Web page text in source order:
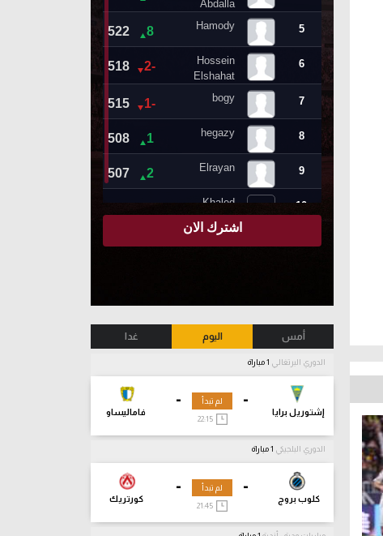
أمس اليوم غدا
الدوري البرتغالي
-
إشتوريل برايا
-
فاماليساو
لم تبدأ
22:15
الدوري البلجيكي
-
كلوب بروج
-
كورتريك
لم تبدأ